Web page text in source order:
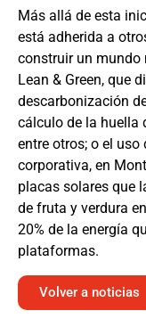
Más allá de esta
está adherida a
construir un mundo
Lean & Green, que
descarbonización
cálculo de la huella
entre otros; o el
corporativa, en
placas solares que
de fruta y verdura
20% de la energía
plataformas.
Volver a noticias